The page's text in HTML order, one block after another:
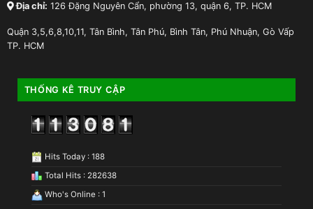
Địa chỉ: 126 Đặng Nguyên Cẩn, phường 13, quận 6, TP. HCM
Quận 3,5,6,8,10,11, Tân Bình, Tân Phú, Bình Tân, Phú Nhuận, Gò Vấp
TP. HCM
THỐNG KÊ TRUY CẬP
Hits Today : 188
Total Hits : 282638
Who's Online : 1